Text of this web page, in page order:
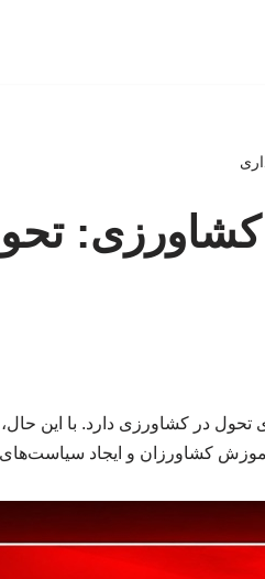
تحول در کشاورزی دارد. با این
کشاورزان و ایجاد